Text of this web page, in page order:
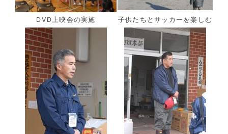
DVD上映会の実施 子供たちとサッカーを楽しむ